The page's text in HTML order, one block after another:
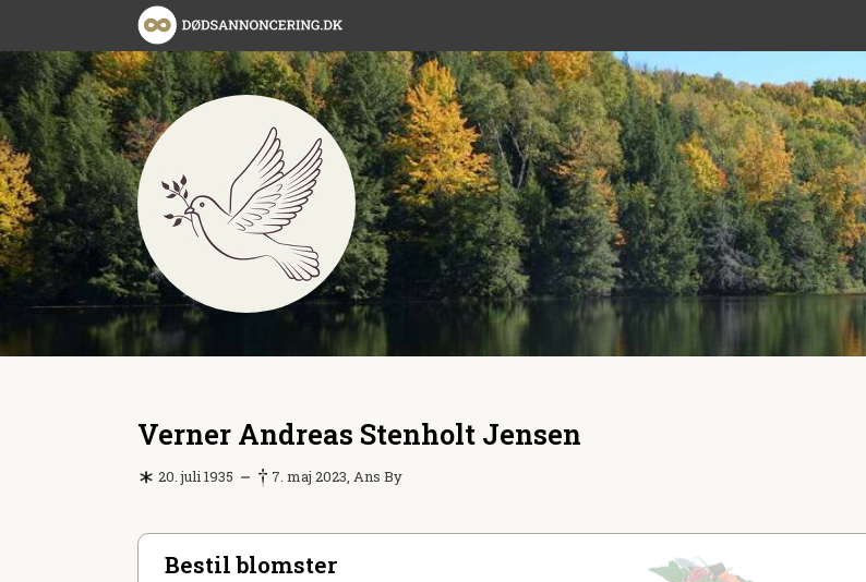
Verner Andreas Stenholt Jensen
20. juli 1935 7. maj 2023, Ans By
Bestil blomster